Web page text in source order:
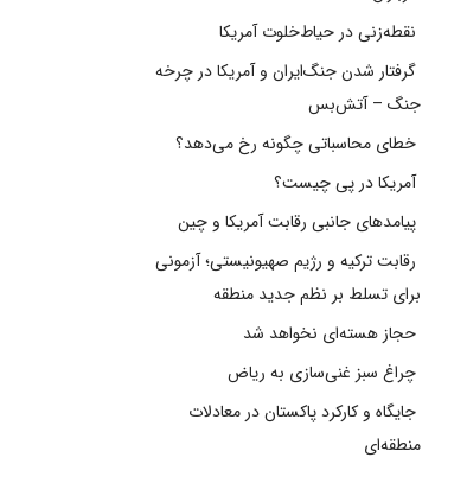
نقطه‌زنی در حیاط‌خلوت آمریکا
گرفتار شدن جنگ‌ایران و آمریکا در چرخه
جنگ – آتش‌بس
خطای محاسباتی چگونه رخ می‌دهد؟
آمریکا در پی چیست؟
پیامدهای جانبی رقابت آمریکا و چین
رقابت ترکیه و رژیم صهیونیستی؛ آزمونی
برای تسلط بر نظم جدید منطقه
حجاز هسته‌ای نخواهد شد
چراغ سبز غنی‌سازی به ریاض
جایگاه و کارکرد پاکستان در معادلات
منطقه‌ای